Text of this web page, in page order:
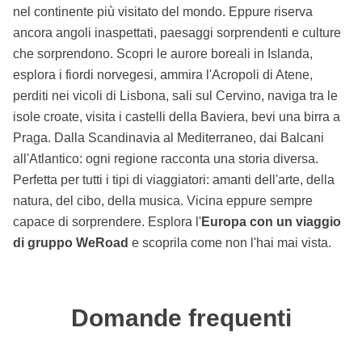
nel continente più visitato del mondo. Eppure riserva
ancora angoli inaspettati, paesaggi sorprendenti e culture
che sorprendono. Scopri le aurore boreali in Islanda,
esplora i fiordi norvegesi, ammira l'Acropoli di Atene,
perditi nei vicoli di Lisbona, sali sul Cervino, naviga tra le
isole croate, visita i castelli della Baviera, bevi una birra a
Praga. Dalla Scandinavia al Mediterraneo, dai Balcani
all'Atlantico: ogni regione racconta una storia diversa.
Perfetta per tutti i tipi di viaggiatori: amanti dell'arte, della
natura, del cibo, della musica. Vicina eppure sempre
capace di sorprendere. Esplora l'Europa con un viaggio
di gruppo WeRoad e scoprila come non l'hai mai vista.
Domande frequenti